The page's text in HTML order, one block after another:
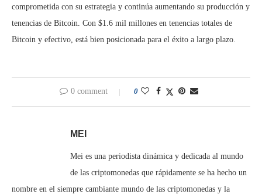
comprometida con su estrategia y continúa aumentando su producción y
tenencias de Bitcoin. Con $1.6 mil millones en tenencias totales de
Bitcoin y efectivo, está bien posicionada para el éxito a largo plazo.
0 comment 0
MEI
Mei es una periodista dinámica y dedicada al mundo
de las criptomonedas que rápidamente se ha hecho un
nombre en el siempre cambiante mundo de las criptomonedas y la